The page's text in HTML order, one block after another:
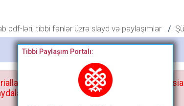
pdf-ləri, tibbi fənlər üzrə slayd və paylaşımlar
Bitdi
Tibbi Paylaşım Portalı:
istisnasız heç bir qrupda, saytda və
ilə mütləq tanış olun: